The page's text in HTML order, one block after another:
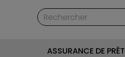
ASSURANCE DE PRÊT